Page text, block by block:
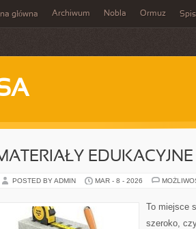
główna Archiwum Nobla Ormuz
EDUKACYJNE
POSTED BY ADMIN MAR - 8 - 2026
To miejsce
szeroko,